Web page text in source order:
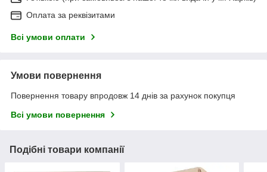
Оплата за реквізитами
Всі умови оплати
Умови повернення
Повернення товару впродовж 14 днів за рахунок покупця
Всі умови повернення
Подібні товари компанії